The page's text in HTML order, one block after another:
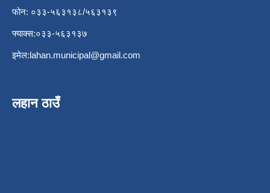
फोन: ०३३-५६३१३८/५६३१३९
फ्याक्स:०३३-५६३१३७
इमेल:lahan.municipal@gmail.com
लहान ठाउँ